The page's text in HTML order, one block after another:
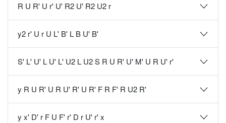
R U R' U r' U' R2 U' R2 U2 r
y2 r' U r U L' B' L B U' B'
S' L' U' L U' L' U2 L U2 S R U R' U' M' U R U' r'
y R U R' U R U' R' U R' F R F' R U2 R'
y x' D' r F U F' r' D r U' r' x